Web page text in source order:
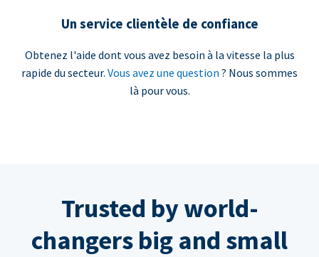
Un service clientèle de confiance
Obtenez l'aide dont vous avez besoin à la vitesse la plus
rapide du secteur. Vous avez une question ? Nous sommes
là pour vous.
Trusted by world-
changers big and small